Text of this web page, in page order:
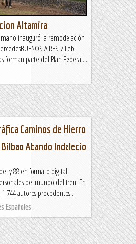
Altamira
inauguró la remodelación
AIRES 7 Feb
forman parte del Plan Federal...
Caminos de Hierro
Abando Indalecio
y 88 en formato digital
del mundo del tren. En
autores procedentes...
Españoles